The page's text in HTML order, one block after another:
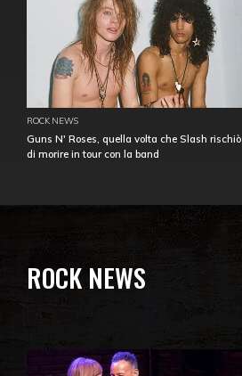
ROCK NEWS
Guns N' Roses, quella volta che Slash rischiò
di morire in tour con la band
ROCK NEWS